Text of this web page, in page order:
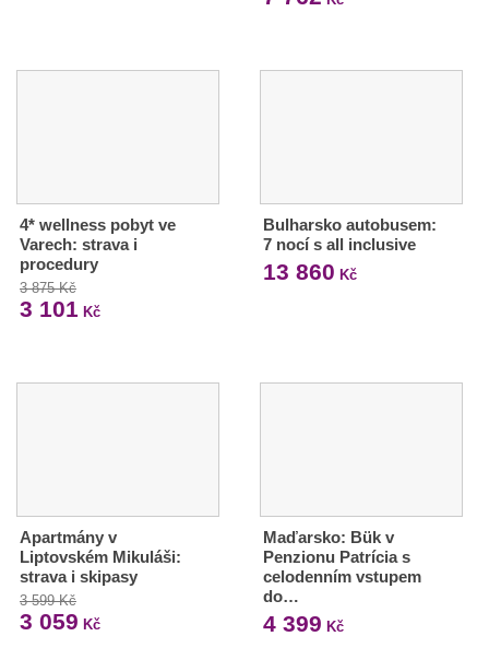
4* wellness pobyt ve
Varech: strava i
procedury
3 875 Kč
3 101 Kč
Bulharsko autobusem:
7 nocí s all inclusive
13 860 Kč
Apartmány v
Liptovském Mikuláši:
strava i skipasy
3 599 Kč
3 059 Kč
Maďarsko: Bük v
Penzionu Patrícia s
celodenním vstupem
do…
4 399 Kč